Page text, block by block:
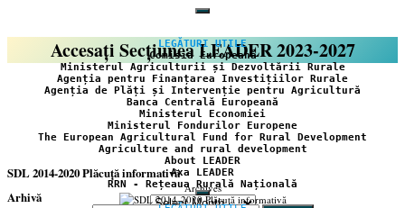
Accesați Secțiunea LEADER 2023-2027
LEGĂTURI UTILE
Comisia Europeană
Ministerul Agriculturii și Dezvoltării Rurale
Agenția pentru Finanțarea Investițiilor Rurale
Agenția de Plăți și Intervenție pentru Agricultură
Banca Centrală Europeană
Ministerul Economiei
Ministerul Fondurilor Europene
The European Agricultural Fund for Rural Development
Agriculture and rural development
About LEADER
Axa LEADER
RRN - Rețeaua Rurală Națională
Archives
SDL 2014-2020 Plăcuță informativă
Arhivă